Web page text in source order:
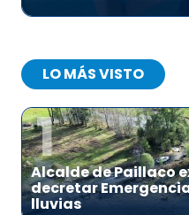
LO MÁS VISTO
1
Alcalde de Paillaco
decretar
lluvias